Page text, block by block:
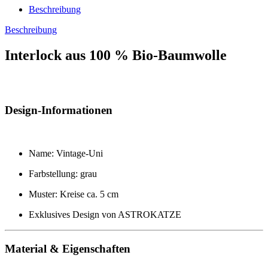
Beschreibung
Beschreibung
Interlock aus 100 % Bio-Baumwolle
Design-Informationen
Name: Vintage-Uni
Farbstellung: grau
Muster: Kreise ca. 5 cm
Exklusives Design von ASTROKATZE
Material & Eigenschaften